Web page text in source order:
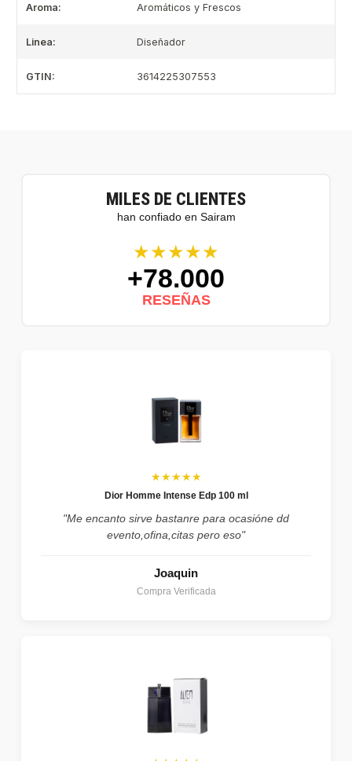
Aroma: Aromáticos y Frescos
Linea: Diseñador
GTIN: 3614225307553
MILES DE CLIENTES
han confiado en Sairam
★★★★★
+78.000
RESEÑAS
★★★★★
Dior Homme Intense Edp 100 ml
"Me encanto sirve bastanre para ocasióne dd
evento,ofina,citas pero eso"
Joaquin
Compra Verificada